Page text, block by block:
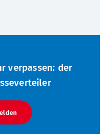
verpassen: der